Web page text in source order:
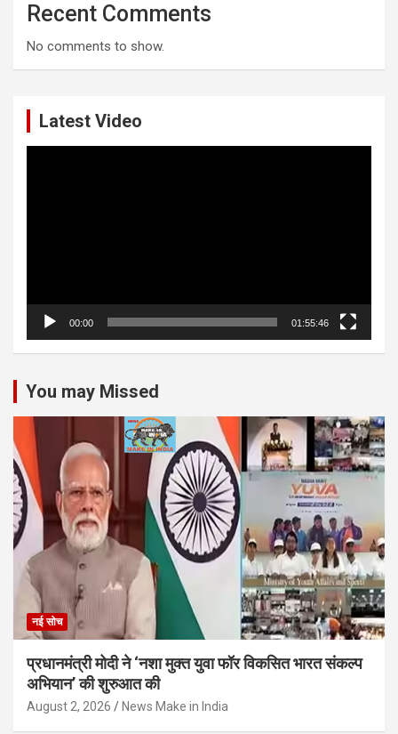
Recent Comments
No comments to show.
Latest Video
00:00 01:55:46
You may Missed
नई सोच
प्रधानमंत्री मोदी ने ‘नशा मुक्त युवा फॉर विकसित भारत संकल्प
अभियान’ की शुरुआत की
August 2, 2026 News Make in India